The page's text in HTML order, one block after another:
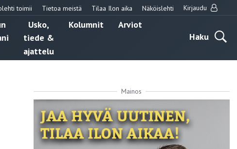
toimii Tietoa meistä Tilaa Ilon aika Näköislehti Kirjaudu
Usko,
tiede &
ajattelu
Kolumnit
Arviot
Haku
Mainos